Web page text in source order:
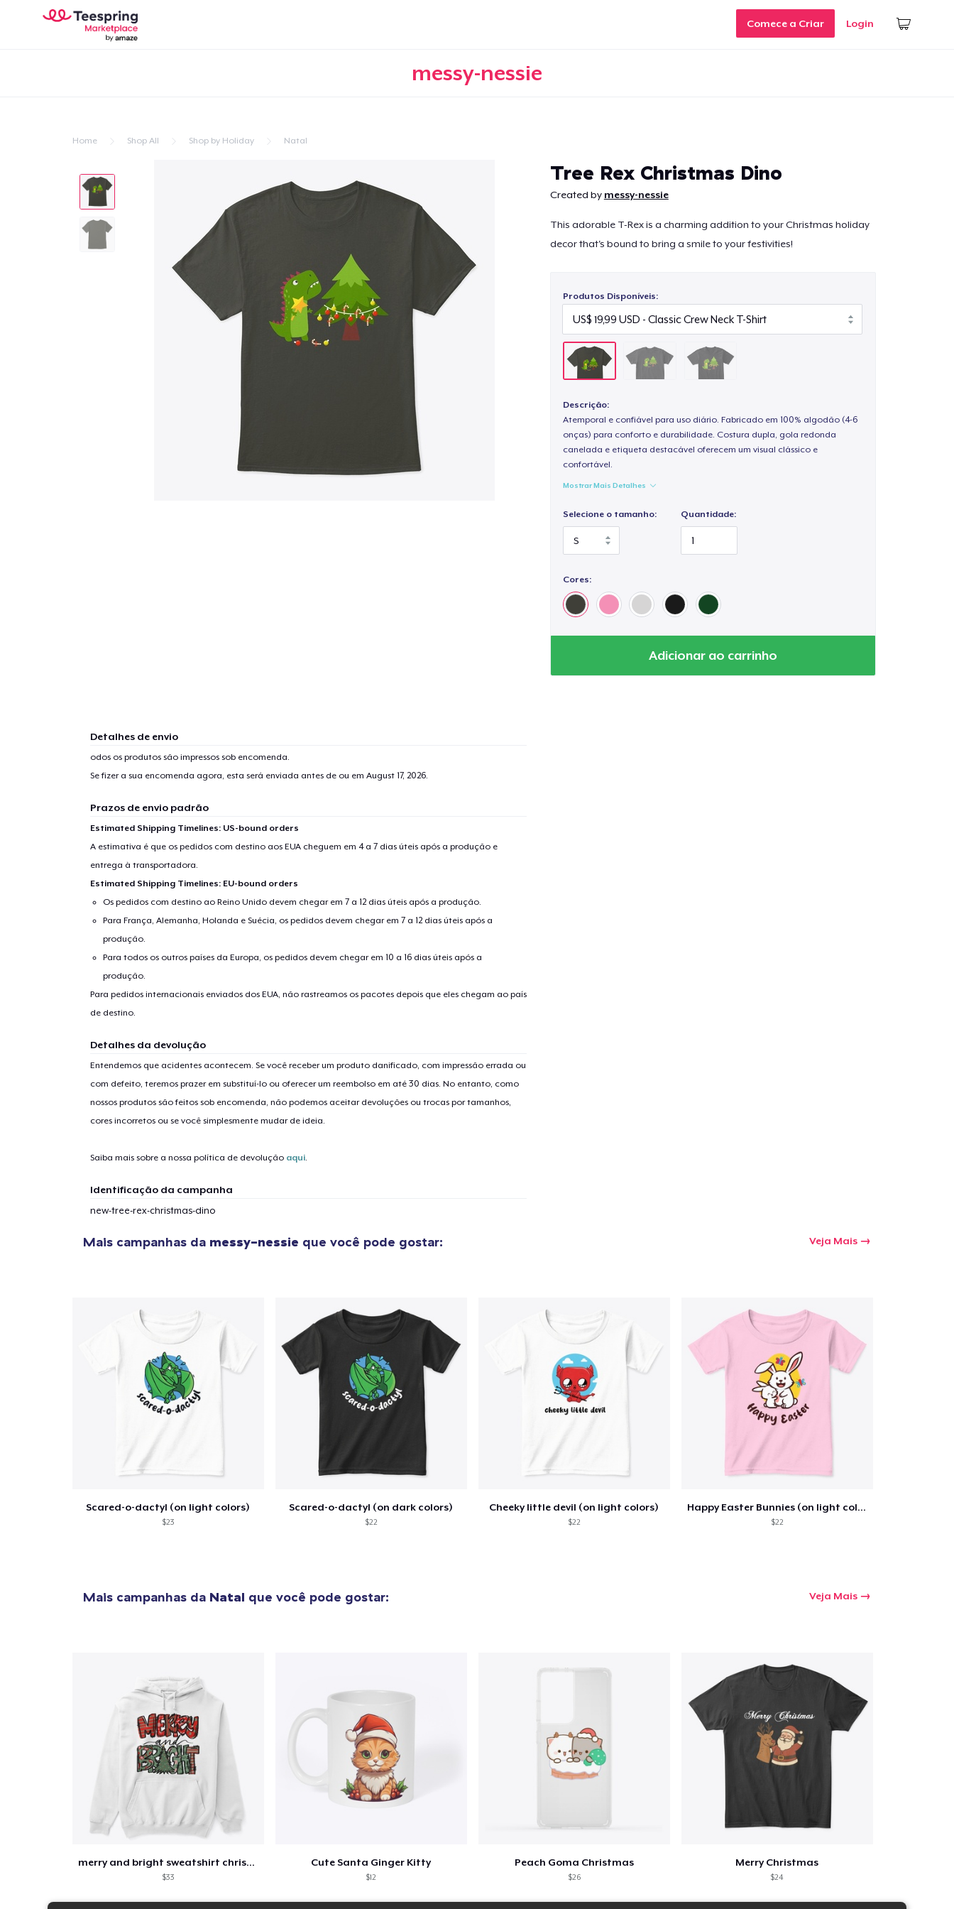
Comece a Criar Login
messy-nessie
Home Shop All Shop by Holiday Natal
Tree Rex Christmas Dino
Created by messy-nessie
This adorable T-Rex is a charming addition to your Christmas holiday
decor that's bound to bring a smile to your festivities!
Produtos Disponíveis:
Descrição:
Atemporal e confiável para uso diário. Fabricado em 100% algodão (4-6
onças) para conforto e durabilidade. Costura dupla, gola redonda
canelada e etiqueta destacável oferecem um visual clássico e
confortável.
Mostrar Mais Detalhes
Selecione o tamanho: Quantidade:
Cores:
Adicionar ao carrinho
Detalhes de envio
odos os produtos são impressos sob encomenda.
Se fizer a sua encomenda agora, esta será enviada antes de ou em August 17, 2026.
Prazos de envio padrão
Estimated Shipping Timelines: US-bound orders
A estimativa é que os pedidos com destino aos EUA cheguem em 4 a 7 dias úteis após a produção e
entrega à transportadora.
Estimated Shipping Timelines: EU-bound orders
Os pedidos com destino ao Reino Unido devem chegar em 7 a 12 dias úteis após a produção.
Para França, Alemanha, Holanda e Suécia, os pedidos devem chegar em 7 a 12 dias úteis após a
produção.
Para todos os outros países da Europa, os pedidos devem chegar em 10 a 16 dias úteis após a
produção.
Para pedidos internacionais enviados dos EUA, não rastreamos os pacotes depois que eles chegam ao país
de destino.
Detalhes da devolução
Entendemos que acidentes acontecem. Se você receber um produto danificado, com impressão errada ou
com defeito, teremos prazer em substituí-lo ou oferecer um reembolso em até 30 dias. No entanto, como
nossos produtos são feitos sob encomenda, não podemos aceitar devoluções ou trocas por tamanhos,
cores incorretos ou se você simplesmente mudar de ideia.
Saiba mais sobre a nossa política de devolução aqui.
Identificação da campanha
new-tree-rex-christmas-dino
Mais campanhas da messy-nessie que você pode gostar: Veja Mais
Scared-o-dactyl (on light colors)
$23
Scared-o-dactyl (on dark colors)
$22
Cheeky little devil (on light colors)
$22
Happy Easter Bunnies (on light colors)
$22
Mais campanhas da Natal que você pode gostar: Veja Mais
merry and bright sweatshirt christmas
$33
Cute Santa Ginger Kitty
$12
Peach Goma Christmas
$26
Merry Christmas
$24
1artigo adicionado ao Carrinho
Seguir para a Finalização da
Next Level 3600 | Premium Ring-Spun Cotton T-Shirt